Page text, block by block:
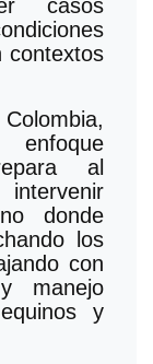
casos
contextos
al
donde
los
con
manejo
y